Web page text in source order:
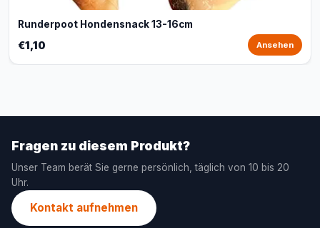
Runderpoot Hondensnack 13-16cm
€1,10 Ansehen
Fragen zu diesem Produkt?
Unser Team berät Sie gerne persönlich, täglich von 10 bis 20
Uhr.
Kontakt aufnehmen